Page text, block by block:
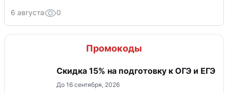
6 августа 0
Промокоды
Скидка 15% на подготовку к ОГЭ и ЕГЭ
До 16 сентября, 2026